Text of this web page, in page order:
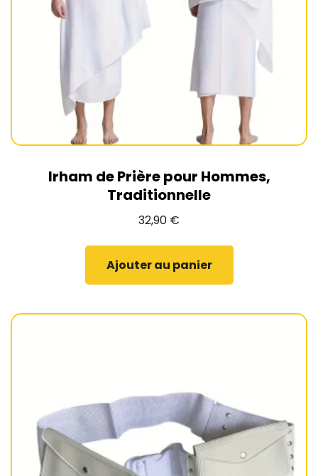
Irham de Prière pour Hommes,
Traditionnelle
32,90 €
Ajouter au panier